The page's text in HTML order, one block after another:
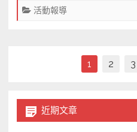
活動報導
導
覽
1 2 3
近期文章